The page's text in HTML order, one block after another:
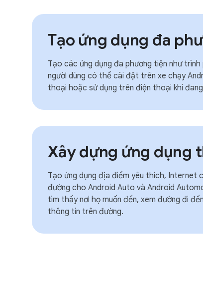
Tạo ứng dụng đa
Tạo các ứng dụng đa phương tiện như
người dùng có thể cài đặt trên xe chạy
thoại hoặc sử dụng trên điện thoại khi
Xây dựng ứng dụng
Tạo ứng dụng địa điểm yêu thích, Internet
đường cho Android Auto và Android
tìm thấy nơi họ muốn đến, xem đường đi
thông tin trên đường.